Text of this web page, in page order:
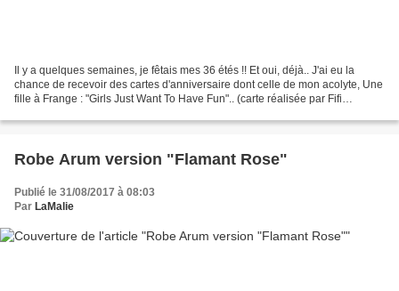
Il y a quelques semaines, je fêtais mes 36 étés !! Et oui, déjà.. J'ai eu la
chance de recevoir des cartes d'anniversaire dont celle de mon acolyte, Une
fille à Frange : "Girls Just Want To Have Fun".. (carte réalisée par Fifi
Robe Arum version "Flamant Rose"
Publié le 31/08/2017 à 08:03
Par LaMalie